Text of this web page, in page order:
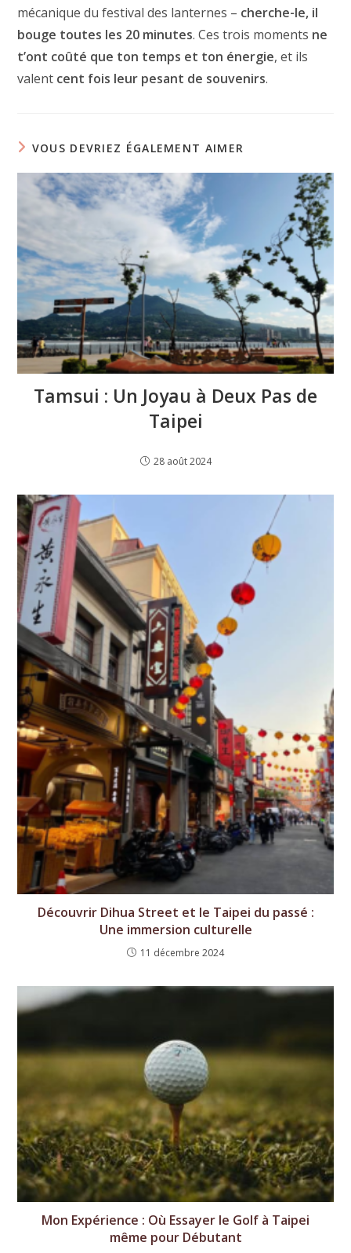
mécanique du festival des lanternes – cherche-le, il
bouge toutes les 20 minutes. Ces trois moments ne
t’ont coûté que ton temps et ton énergie, et ils
valent cent fois leur pesant de souvenirs.
VOUS DEVRIEZ ÉGALEMENT AIMER
Tamsui : Un Joyau à Deux Pas de
Taipei
28 août 2024
Découvrir Dihua Street et le Taipei du passé :
Une immersion culturelle
11 décembre 2024
Mon Expérience : Où Essayer le Golf à Taipei
même pour Débutant